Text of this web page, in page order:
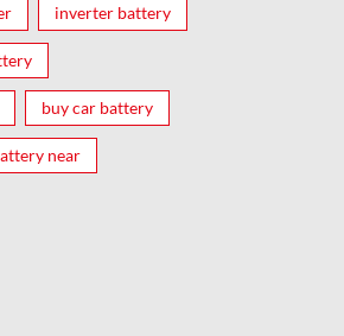
inverter battery
buy car battery
near